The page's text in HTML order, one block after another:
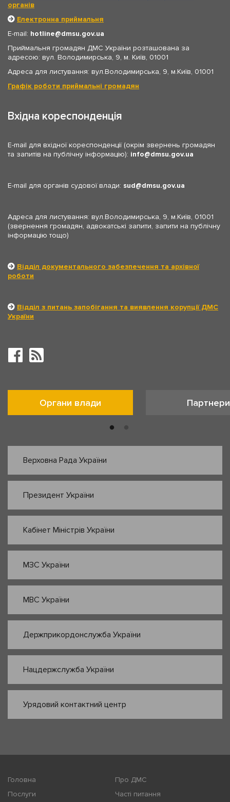
органів
Електронна приймальня
E-mail: hotline
dmsu.gov.ua
Приймальня громадян ДМС України розташована за
адресою: вул. Володимирська, 9, м. Київ, 01001
Адреса для листування: вул.Володимирська, 9, м.Київ, 01001
Графік роботи приймальні громадян
Вхідна кореспонденція
E-mail для вхідної кореспонденції (окрім звернень громадян
та запитів на публічну інформацію): info dmsu.gov.ua
E-mail для органів судової влади: sud dmsu.gov.ua
Адреса для листування: вул.Володимирська, 9, м.Київ, 01001
(звернення громадян, адвокатські запити, запити на публічну
інформацію тощо)
Відділ документального забезпечення та архівної
роботи
Відділ з питань запобігання та виявлення корупції ДМС
України
Органи влади Партнери
Верховна Рада України
Президент України
Кабінет Міністрів України
МЗС України
МВС України
Держприкордонслужба України
Нацдержслужба України
Урядовий контактний центр
Головна
Про ДМС
Послуги
Часті питання